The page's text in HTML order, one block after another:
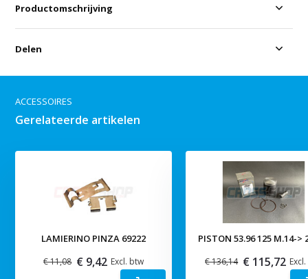
Productomschrijving
Delen
ACCESSOIRES
Gerelateerde artikelen
LAMIERINO PINZA 69222
€ 11,08 € 9,42 Excl. btw
PISTON 53.96 125 M.14->
€ 136,14 € 115,72